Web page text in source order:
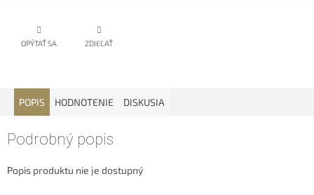
OPÝTAŤ SA ZDIEĽAŤ
POPIS HODNOTENIE DISKUSIA
Podrobný popis
Popis produktu nie je dostupný